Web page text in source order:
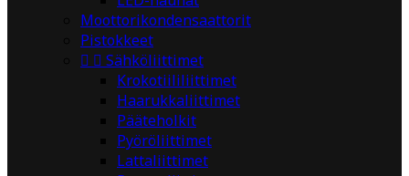
Moottorikondensaattorit
Pistokkeet
  Sähköliittimet
Krokotiililiittimet
Haarukkaliittimet
Pääteholkit
Pyöröliittimet
Lattaliittimet